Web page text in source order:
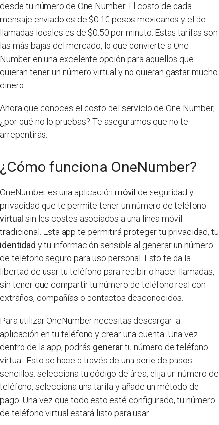
desde tu número de One Number. El costo de cada
mensaje enviado es de $0.10 pesos mexicanos y el de
llamadas locales es de $0.50 por minuto. Estas tarifas son
las más bajas del mercado, lo que convierte a One
Number en una excelente opción para aquellos que
quieran tener un número virtual y no quieran gastar mucho
dinero.
Ahora que conoces el costo del servicio de One Number,
¿por qué no lo pruebas? Te aseguramos que no te
arrepentirás.
¿Cómo funciona OneNumber?
OneNumber es una aplicación móvil de seguridad y
privacidad que te permite tener un número de teléfono
virtual sin los costes asociados a una línea móvil
tradicional. Esta app te permitirá proteger tu privacidad, tu
identidad y tu información sensible al generar un número
de teléfono seguro para uso personal. Esto te da la
libertad de usar tu teléfono para recibir o hacer llamadas,
sin tener que compartir tu número de teléfono real con
extraños, compañías o contactos desconocidos.
Para utilizar OneNumber necesitas descargar la
aplicación en tu teléfono y crear una cuenta. Una vez
dentro de la app, podrás generartu número de teléfono
virtual. Esto se hace a través de una serie de pasos
sencillos: selecciona tu código de área, elija un número de
teléfono, selecciona una tarifa y añade un método de
pago. Una vez que todo esto esté configurado, tu número
de teléfono virtual estará listo para usar.